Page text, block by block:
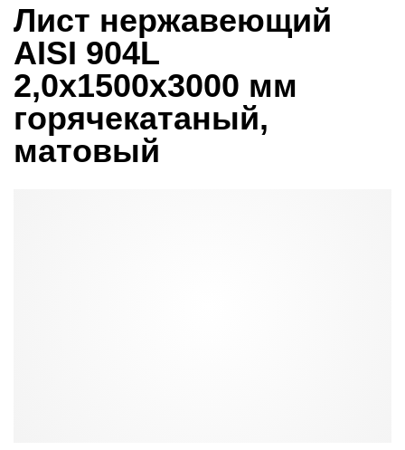
Лист нержавеющий
AISI 904L
2,0х1500х3000 мм
горячекатаный,
матовый